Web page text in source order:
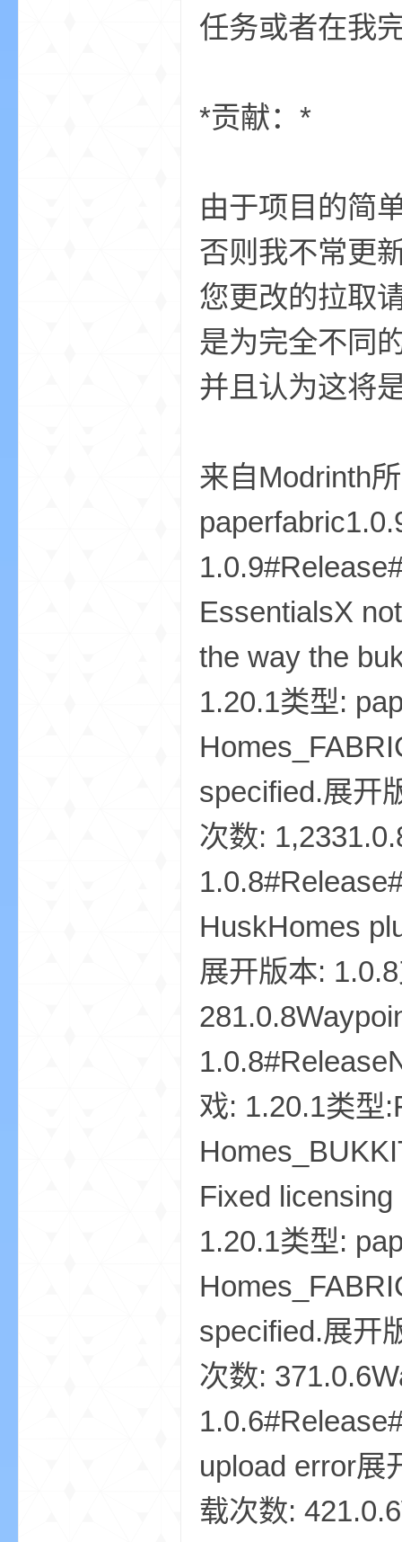
任务或者在我
*贡献：*
由于项目的简
否则我不常更
您更改的拉取
是为完全不同
并且认为这将
来自Modrinth
EssentialsX
the way the
1.20.1类型:
specified.展开
次数:
HuskHomes
展开版本:
戏: 1.20.1类型
Fixed
1.20.1类型:
specified.展开
次数:
upload error展
载次数: